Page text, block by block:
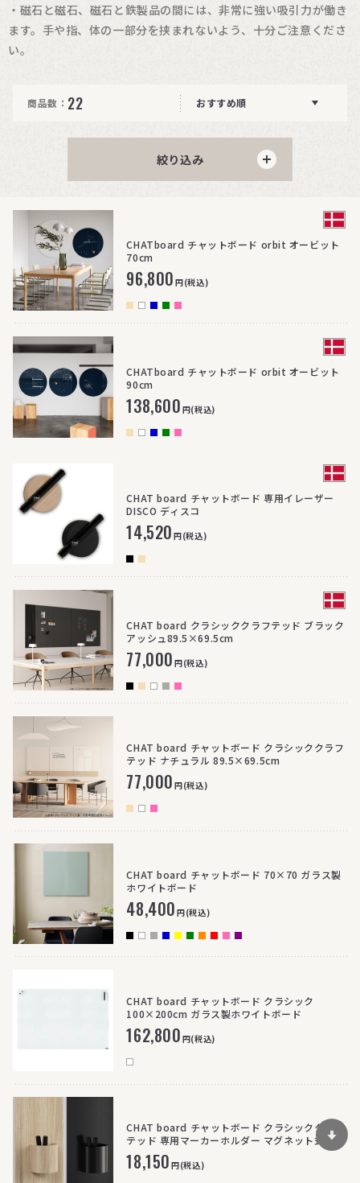
・磁石と磁石、磁石と鉄製品の間には、非常に強い吸引力が働き
ます。手や指、体の一部分を挟まれないよう、十分ご注意くださ
い。
商品数： 22 おすすめ順
絞り込み
CHATboard チャットボード orbit オービット
70cm
96,800円(税込)
CHATboard チャットボード orbit オービット
90cm
138,600円(税込)
CHAT board チャットボード 専用イレーザー
DISCO ディスコ
14,520円(税込)
CHAT board クラシッククラフテッド ブラック
アッシュ89.5×69.5cm
77,000円(税込)
CHAT board チャットボード クラシッククラフ
テッド ナチュラル 89.5×69.5cm
77,000円(税込)
CHAT board チャットボード 70×70 ガラス製
ホワイトボード
48,400円(税込)
CHAT board チャットボード クラシック
100×200cm ガラス製ホワイトボード
162,800円(税込)
CHAT board チャットボード クラシッククラフ
テッド 専用マーカーホルダー マグネット式
18,150円(税込)